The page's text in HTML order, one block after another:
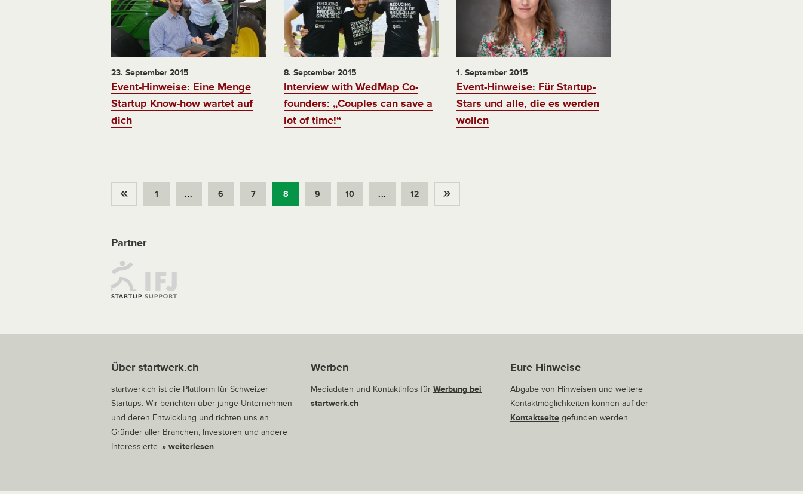
23. September 2015
Event-Hinweise: Eine Menge
Startup Know-how wartet auf
dich
8. September 2015
Interview with WedMap Co-
founders: „Couples can save a
lot of time!“
1. September 2015
Event-Hinweise: Für Startup-
Stars und alle, die es werden
wollen
« 1 ... 6 7 8 9 10 ... 12 »
Partner
Über startwerk.ch
startwerk.ch ist die Plattform für Schweizer
Startups. Wir berichten über junge Unternehmen
und deren Entwicklung und richten uns an
Gründer aller Branchen, Investoren und andere
Interessierte. » weiterlesen
Werben
Mediadaten und Kontaktinfos für Werbung bei
startwerk.ch
Eure Hinweise
Abgabe von Hinweisen und weitere
Kontaktmöglichkeiten können auf der
Kontaktseitegefunden werden.